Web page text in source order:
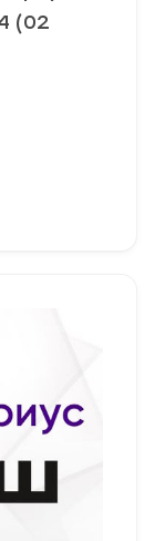
(02